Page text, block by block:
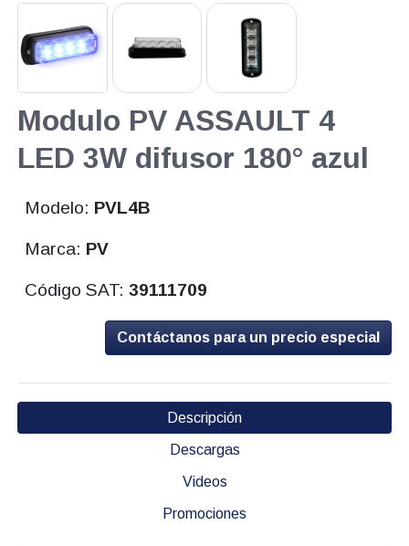
Modulo PV ASSAULT 4
LED 3W difusor 180° azul
Modelo: PVL4B
Marca: PV
Código SAT:39111709
Contáctanos para un precio especial
Descripción
Descargas
Videos
Promociones